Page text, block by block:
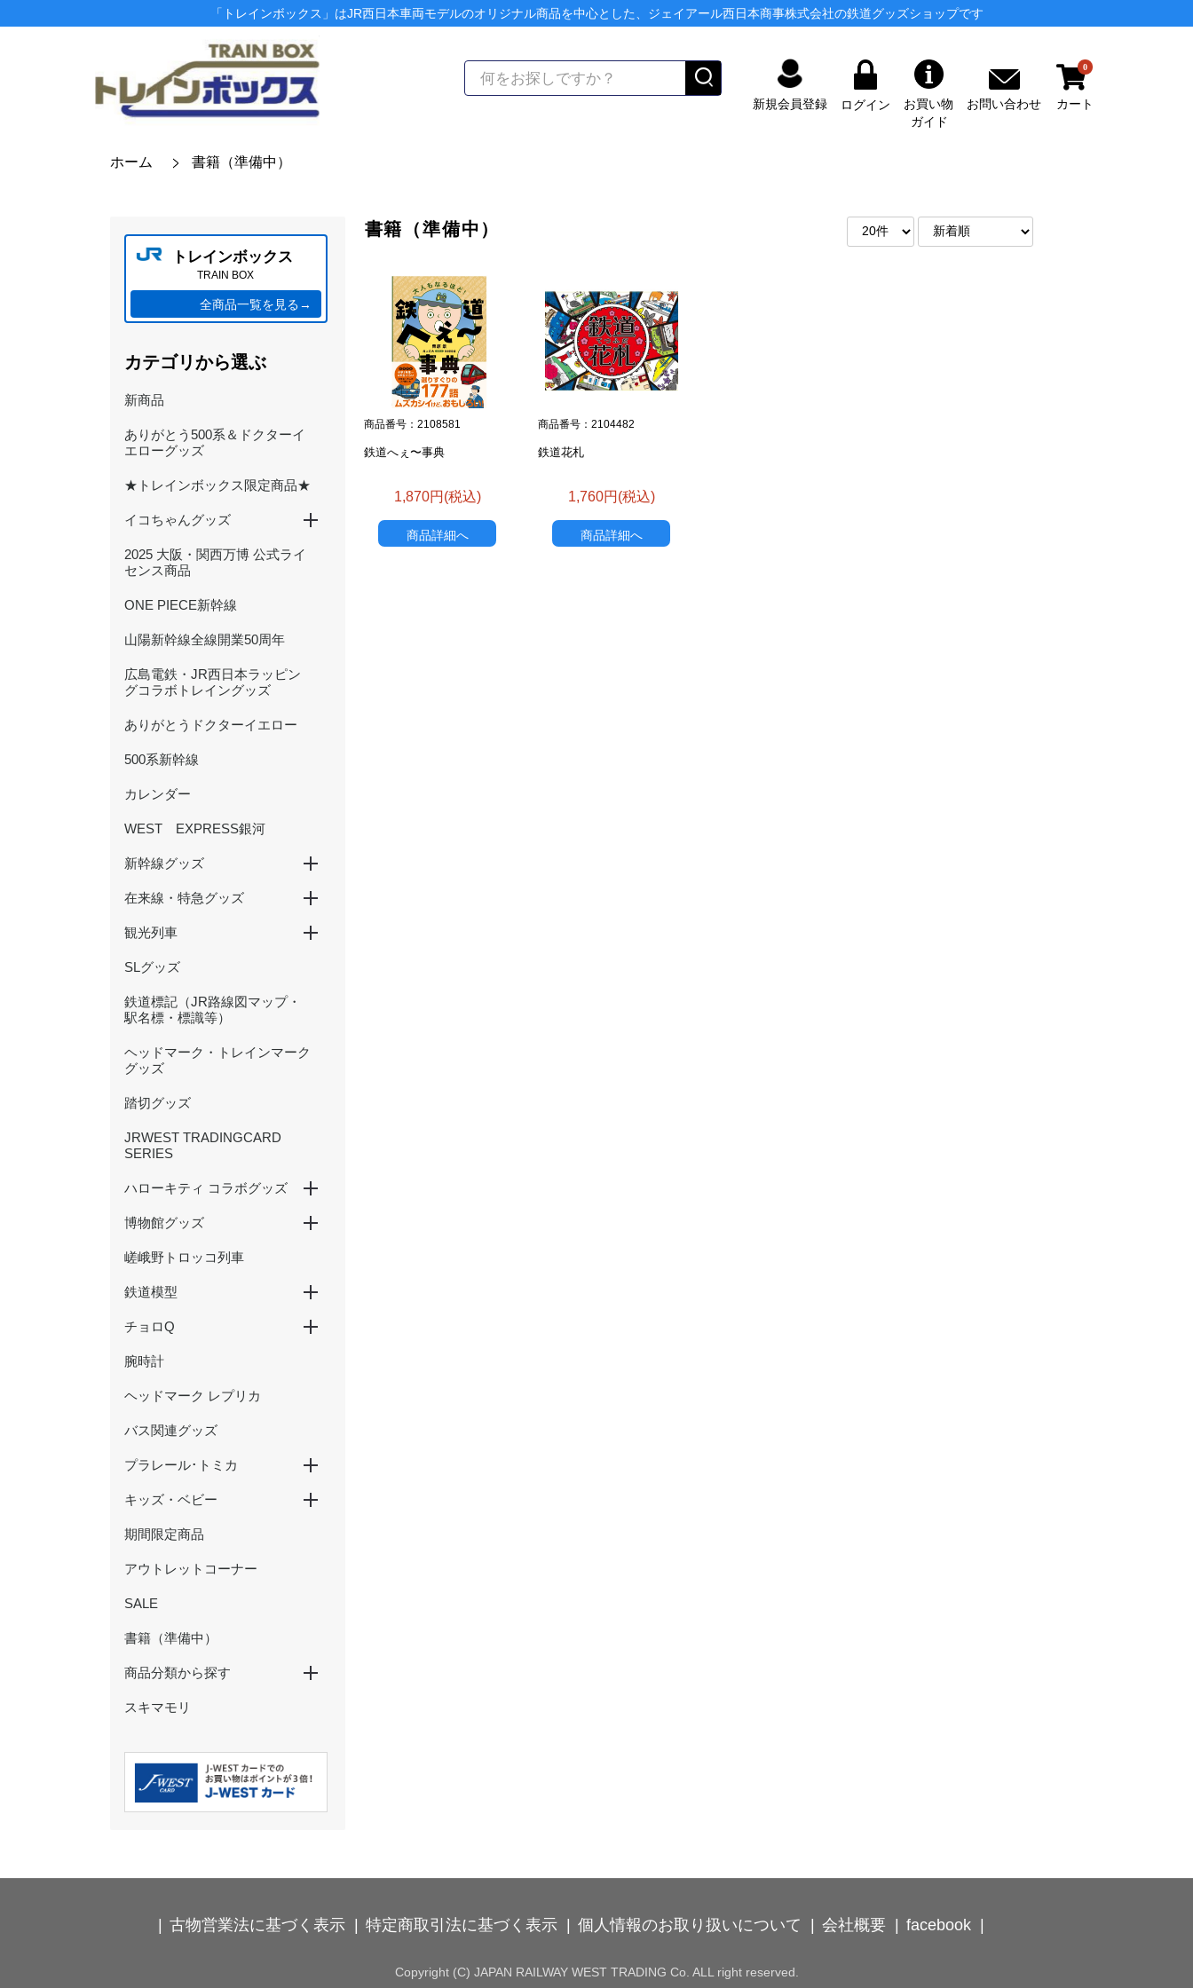
「トレインボックス」はJR西日本車両モデルのオリジナル商品を中心とした、ジェイアール西日本商事株式会社の鉄道グッズショップです
新規会員登録 ログイン
お買い物
ガイド
お問い合わせ
0
カート
ホーム 書籍（準備中）
トレインボックス
TRAIN BOX
全商品一覧を見る→
カテゴリから選ぶ
新商品
ありがとう500系＆ドクターイ
エローグッズ
★トレインボックス限定商品★
イコちゃんグッズ
ICOCA20周年記念グッズ
ぬいぐるみ
文具
ハンカチ・タオル
キーホルダー・アクセサリー
雑貨・日用品
バッグ・ポーチ
2025 大阪・関西万博 公式ライ
センス商品
ONE PIECE新幹線
山陽新幹線全線開業50周年
広島電鉄・JR西日本ラッピン
グコラボトレイングッズ
ありがとうドクターイエロー
500系新幹線
カレンダー
WEST EXPRESS銀河
新幹線グッズ
山陽新幹線
北陸新幹線
500 TYPE EVA
在来線・特急グッズ
国鉄型列車
201系
大阪環状線
新快速
特急くろしお
特急まほろば(安寧・悠久)
特急やくも（381・273系
かにカニエクスプレス
トワイライトエクスプレス
北陸本線（サンダーバード・
観光列車
SAKU美SAKU楽
あめつち
はなあかり
SLグッズ
鉄道標記（JR路線図マップ・
駅名標・標識等）
ヘッドマーク・トレインマーク
グッズ
踏切グッズ
JRWEST TRADINGCARD
SERIES
ハローキティ コラボグッズ
ハローキティ新幹線
ハローキティ×大阪環状線
ハローキティ はるか
博物館グッズ
京都鉄道博物館グッズ
ウメテツグッズ
津山まなびの鉄道館グッズ
嵯峨野トロッコ列車
鉄道模型
Nゲージ
HOゲージ
チョロQ
新幹線
在来線・特急
SL・蒸気機関車
腕時計
ヘッドマーク レプリカ
バス関連グッズ
プラレール･トミカ
プラレール
トミカ
キッズ・ベビー
おもちゃ
期間限定商品
アウトレットコーナー
SALE
書籍（準備中）
商品分類から探す
特大パネル
玩具・ぬいぐるみ
ペン・鉛筆
ノート・メモ・ふせん
クリアファイル・下敷き
マスキングテープ
シール・ステッカー
ポストカード・ぽち袋
その他の文具
ストラップ・キーホルダー
カードケース・パスケース
食器・コップ
弁当箱・タンブラー・ボトル
箸・箸置き・コースター
ハンカチ・タオル
Ｔシャツ・靴下
バッグ・巾着・ポーチ
時計･インテリア･クッション
スキマモリ
書籍（準備中）
商品番号：2108581
鉄道へぇ〜事典
1,870円(税込)
商品詳細へ
商品番号：2104482
鉄道花札
1,760円(税込)
商品詳細へ
古物営業法に基づく表示 特定商取引法に基づく表示 個人情報のお取り扱いについて 会社概要 facebook
Copyright (C) JAPAN RAILWAY WEST TRADING Co. ALL right reserved.